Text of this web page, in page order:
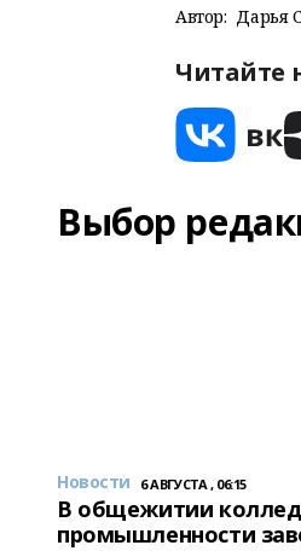
Автор: Дарья
Читайте
Выбор
Новости 6 АВГУСТА , 06:15
В общежитии
промышленности